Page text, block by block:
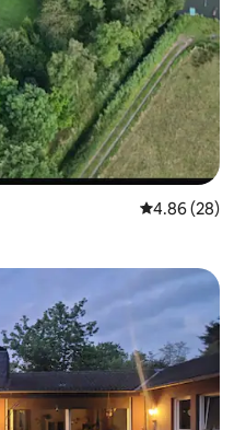
レビュー28
4.86 (28)